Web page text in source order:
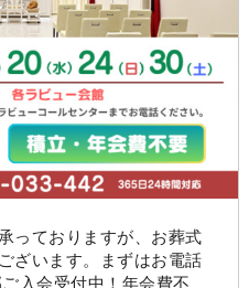
っておりますが、お葬式
ざいます。まずはお電話
入会受付中！年会費不